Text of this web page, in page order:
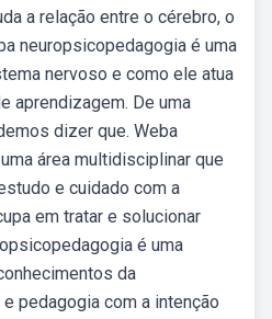
a relação entre o cérebro, o
neuropsicopedagogia é uma
nervoso e como ele atua
aprendizagem. De uma
dizer que. Weba
área multidisciplinar que
e cuidado com a
em tratar e solucionar
é uma
da
pedagogia com a intenção